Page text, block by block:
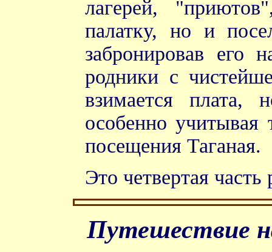
лагерей,
палатку, но и
забронировав его
родники с
взимается плата,
особенно учитывая
посещения Таганая.
Это четвертая
Путешествие